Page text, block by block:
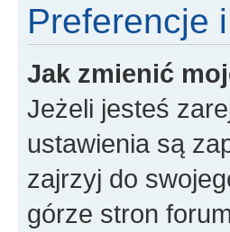
Preferencje
Jak zmienić
Jeżeli jesteś
ustawienia są
zajrzyj do
górze stron